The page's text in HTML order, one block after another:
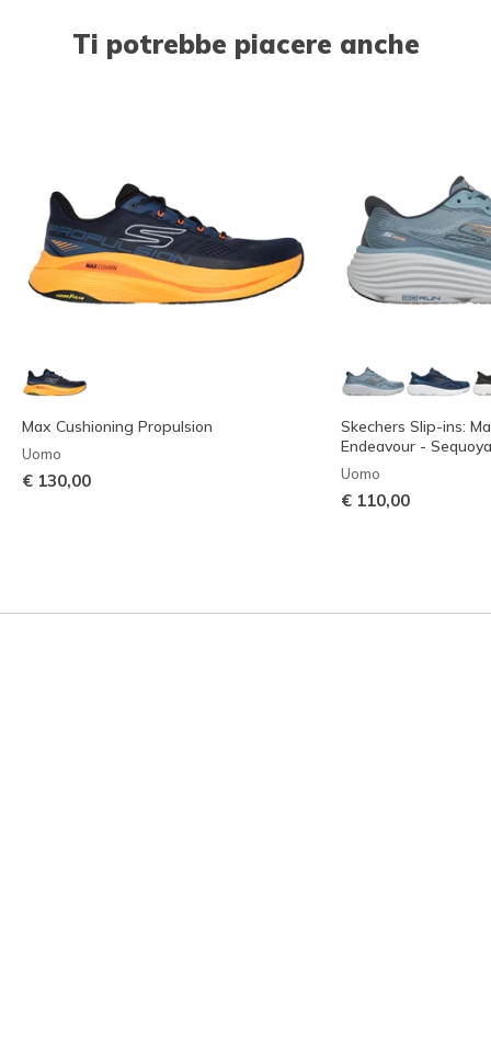
Ti potrebbe piacere anche
Max Cushioning Propulsion
Uomo
€ 130,00
Skechers Slip-ins:
Endeavour - Sequoya
Uomo
€ 110,00